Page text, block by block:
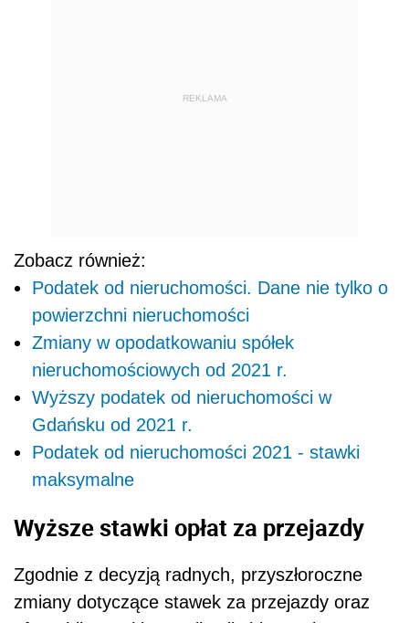
REKLAMA
Zobacz również:
Podatek od nieruchomości. Dane nie tylko o
powierzchni nieruchomości
Zmiany w opodatkowaniu spółek
nieruchomościowych od 2021 r.
Wyższy podatek od nieruchomości w
Gdańsku od 2021 r.
Podatek od nieruchomości 2021 - stawki
maksymalne
Wyższe stawki opłat za przejazdy
Zgodnie z decyzją radnych, przyszłoroczne
zmiany dotyczące stawek za przejazdy oraz